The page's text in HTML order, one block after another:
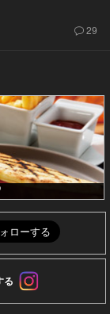
29
る